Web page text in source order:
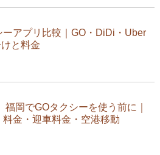
ーアプリ比較｜GO・DiDi・Uber
と料金
福岡でGOタクシーを使う前に｜
料金・迎車料金・空港移動